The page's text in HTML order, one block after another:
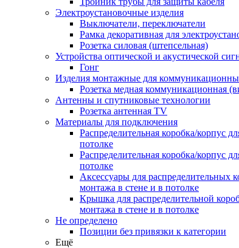
Электроустановочные изделия
Выключатели, переключатели
Рамка декоративная для
Розетка силовая (штепсельная)
Устройства оптической и акустической
Гонг
Изделия монтажные для
Розетка медная коммуникационная
Антенны и спутниковые технологии
Розетка антенная TV
Материалы для подключения
Распределительная коробка/корпус
потолке
Распределительная коробка/корпус
потолке
Аксессуары для распределительных
монтажа в стене и в потолке
Крышка для распределительной
монтажа в стене и в потолке
Не определено
Позиции без привязки к категории
Ещё